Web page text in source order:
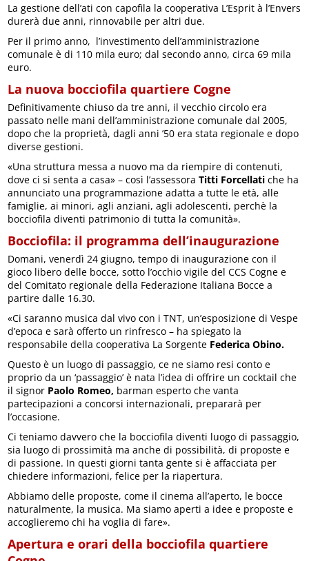
La gestione dell’ati con capofila la cooperativa L’Esprit à l’Envers
durerà due anni, rinnovabile per altri due.
Per il primo anno, l’investimento dell’amministrazione
comunale è di 110 mila euro; dal secondo anno, circa 69 mila
euro.
La nuova bocciofila quartiere Cogne
Definitivamente chiuso da tre anni, il vecchio circolo era
passato nelle mani dell’amministrazione comunale dal 2005,
dopo che la proprietà, dagli anni ’50 era stata regionale e dopo
diverse gestioni.
«Una struttura messa a nuovo ma da riempire di contenuti,
dove ci si senta a casa» – così l’assessora Titti Forcellatiche ha
annunciato una programmazione adatta a tutte le età, alle
famiglie, ai minori, agli anziani, agli adolescenti, perchè la
bocciofila diventi patrimonio di tutta la comunità».
Bocciofila: il programma dell’inaugurazione
Domani, venerdì 24 giugno, tempo di inaugurazione con il
gioco libero delle bocce, sotto l’occhio vigile del CCS Cogne e
del Comitato regionale della Federazione Italiana Bocce a
partire dalle 16.30.
«Ci saranno musica dal vivo con i TNT, un’esposizione di Vespe
d’epoca e sarà offerto un rinfresco – ha spiegato la
responsabile della cooperativa La Sorgente Federica Obino.
Questo è un luogo di passaggio, ce ne siamo resi conto e
proprio da un ‘passaggio’ è nata l’idea di offrire un cocktail che
il signor Paolo Romeo, barman esperto che vanta
partecipazioni a concorsi internazionali, prepararà per
l’occasione.
Ci teniamo davvero che la bocciofila diventi luogo di passaggio,
sia luogo di prossimità ma anche di possibilità, di proposte e
di passione. In questi giorni tanta gente si è affacciata per
chiedere informazioni, felice per la riapertura.
Abbiamo delle proposte, come il cinema all’aperto, le bocce
naturalmente, la musica. Ma siamo aperti a idee e proposte e
accoglieremo chi ha voglia di fare».
Apertura e orari della bocciofila quartiere